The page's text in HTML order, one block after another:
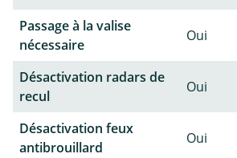
Passage à la valise
nécessaire
Oui
Désactivation radars de
recul
Oui
Désactivation feux
antibrouillard
Oui